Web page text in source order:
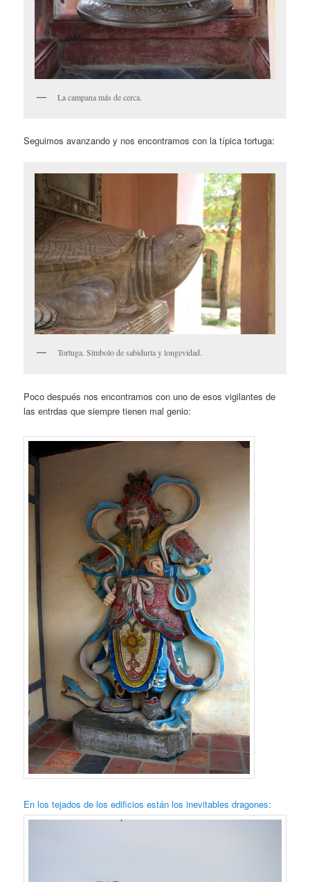
La campana más de cerca.
Seguimos avanzando y nos encontramos con la típica tortuga:
Tortuga. Símbolo de sabiduría y longevidad.
Poco después nos encontramos con uno de esos vigilantes de
las entrdas que siempre tienen mal genio:
En los tejados de los edificios están los inevitables dragones: